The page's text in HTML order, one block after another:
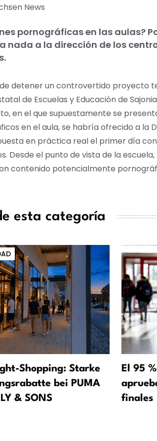
News
pornográficas en las aulas?
nada a la dirección de los
detener un controvertido proyecto
de Escuelas y Educación de
en el que supuestamente se
en el aula, se habría ofrecido a
en práctica real el primer día
Desde el punto de vista de la
contenido potencialmente
esta categoría
Shopping: Starke
bei PUMA
& SONS
El 95
finales